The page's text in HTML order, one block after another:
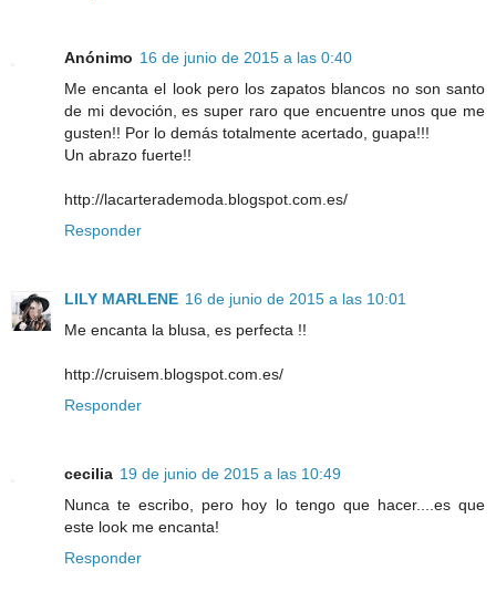
Anónimo 16 de junio de 2015 a las 0:40
Me encanta el look pero los zapatos blancos no son santo
de mi devoción, es super raro que encuentre unos que me
gusten!! Por lo demás totalmente acertado, guapa!!!
Un abrazo fuerte!!
http://lacarterademoda.blogspot.com.es/
Responder
LILY MARLENE 16 de junio de 2015 a las 10:01
Me encanta la blusa, es perfecta !!
http://cruisem.blogspot.com.es/
Responder
cecilia 19 de junio de 2015 a las 10:49
Nunca te escribo, pero hoy lo tengo que hacer....es que
este look me encanta!
Responder